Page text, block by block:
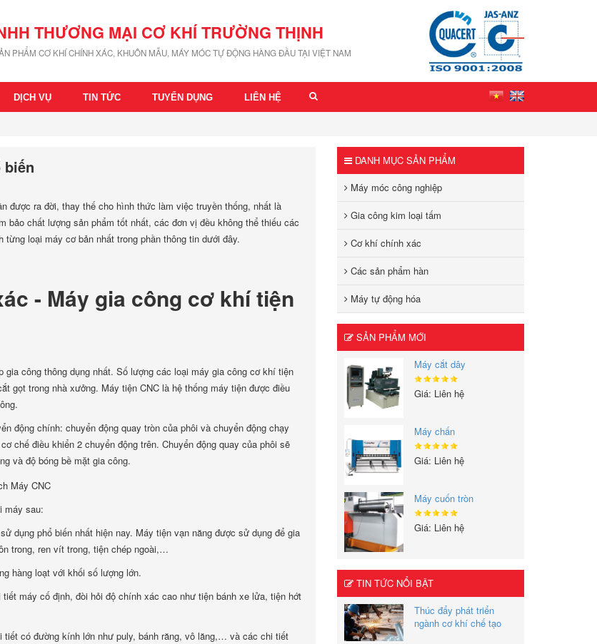
THƯƠNG MẠI CƠ KHÍ TRƯỜNG THỊNH
PHẨM CƠ KHÍ CHÍNH XÁC, KHUÔN MẪU, MÁY MÓC TỰ ĐỘNG HÀNG ĐẦU TẠI VIỆT NAM
DỊCH VỤ TIN TỨC TUYỂN DỤNG LIÊN HỆ
biến
được ra đời, thay thế cho hình thức làm việc truyền thống, nhất là
chất lượng sản phẩm tốt nhất, các đơn vị đều không thể thiếu các
từng loại máy cơ bản nhất trong phần thông tin dưới đây.
- Máy gia công cơ khí tiện
gia công thông dụng nhất. Số lượng các loại máy gia công cơ khí tiện
gọt trong nhà xưởng. Máy tiện CNC là hệ thống máy tiện được điều
động chính: chuyển động quay tròn của phôi và chuyển động chạy
chế điều khiển 2 chuyển động trên. Chuyển động quay của phôi sẽ
và độ bóng bề mặt gia công.
máy sau:
dụng phổ biến nhất hiện nay. Máy tiện vạn năng được sử dụng để gia
trong, ren vít trong, tiện chép ngoài,…
hàng loạt với khối số lượng lớn.
máy cố định, đòi hỏi độ chính xác cao như tiện bánh xe lửa, tiện hớt
có đường kính lớn như puly, bánh răng, vô lăng,… và các chi tiết
DANH MỤC SẢN PHẨM
Máy móc công nghiệp
Gia công kim loại tấm
Cơ khí chính xác
Các sản phẩm hàn
Máy tự động hóa
SẢN PHẨM MỚI
Máy cắt dây
Giá: Liên hệ
Máy chấn
Giá: Liên hệ
Máy cuốn tròn
Giá: Liên hệ
TIN TỨC NỔI BẬT
Thúc đẩy phát triển
ngành cơ khí chế tạo